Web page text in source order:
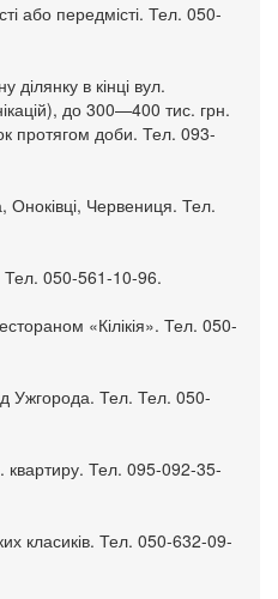
або передмісті. Тел. 050-
в кінці вул.
до 300—400 тис. грн.
протягом доби. Тел. 093-
Оноківці, Червениця. Тел.
Тел. 050-561-10-96.
«Кілікія». Тел. 050-
Ужгорода. Тел. Тел. 050-
квартиру. Тел. 095-092-35-
класиків. Тел. 050-632-09-